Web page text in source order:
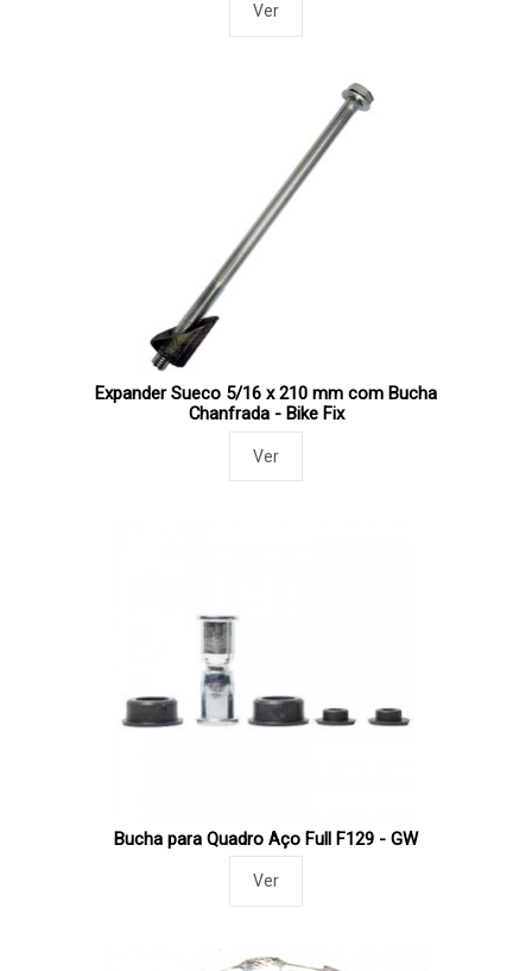
Ver
Expander Sueco 5/16 x 210 mm com Bucha
Chanfrada - Bike Fix
Ver
Bucha para Quadro Aço Full F129 - GW
Ver